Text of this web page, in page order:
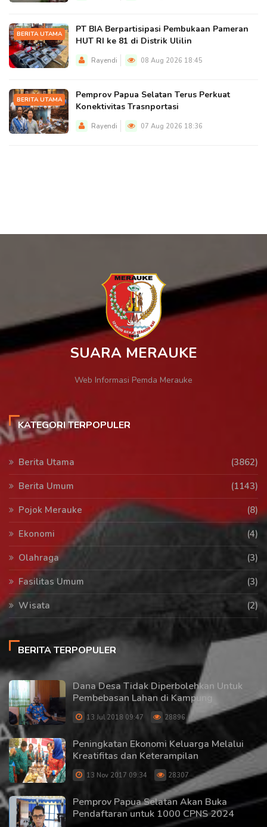
BERITA UTAMA
PT BIA Berpartisipasi Pembukaan Pameran
HUT RI ke 81 di Distrik Ulilin
Rayendi 08 Aug 2026 18:45
BERITA UTAMA
Pemprov Papua Selatan Terus Perkuat
Konektivitas Trasnportasi
Rayendi 07 Aug 2026 18:36
SUARA MERAUKE
Web Informasi Pemda Merauke
KATEGORI TERPOPULER
Berita Utama
(3862)
Berita Umum
(1143)
Pojok Merauke
(8)
Ekonomi
(4)
Olahraga
(3)
Fasilitas Umum
(3)
Wisata
(2)
BERITA TERPOPULER
Dana Desa Tidak Diperbolehkan Untuk
Pembebasan Lahan di Kampung
13 Jul 2018 09:47 28896
Peningkatan Ekonomi Keluarga Melalui
Kreatifitas dan Keterampilan
13 Nov 2017 09:34 28307
Pemprov Papua Selatan Akan Buka
Pendaftaran untuk 1000 CPNS 2024